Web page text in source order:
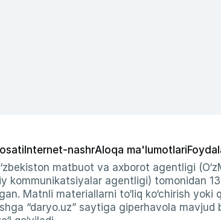
Internet-nashrAloqa ma'lumotlari
matbuot va axborot agentligi
kommunikatsiyalar agentligi) tomonidan
Matnli materiallarni to‘liq ko‘chirish
“daryo.uz” saytiga giperhavola